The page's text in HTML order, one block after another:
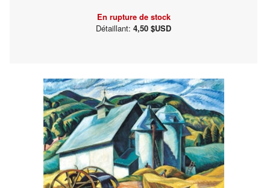
En rupture de stock
Détaillant: 4,50 $USD